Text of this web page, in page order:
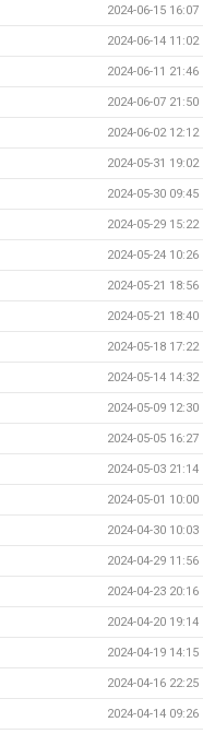
2024-06-15 16:07
2024-06-14 11:02
2024-06-11 21:46
2024-06-07 21:50
2024-06-02 12:12
2024-05-31 19:02
2024-05-30 09:45
2024-05-29 15:22
2024-05-24 10:26
2024-05-21 18:56
2024-05-21 18:40
2024-05-18 17:22
2024-05-14 14:32
2024-05-09 12:30
2024-05-05 16:27
2024-05-03 21:14
2024-05-01 10:00
2024-04-30 10:03
2024-04-29 11:56
2024-04-23 20:16
2024-04-20 19:14
2024-04-19 14:15
2024-04-16 22:25
2024-04-14 09:26